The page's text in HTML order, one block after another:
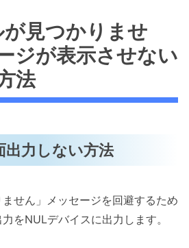
が見つかりませ
ジが表示させない
法
出力しない方法
ません」メッセージを回避するため
をNULデバイスに出力します。